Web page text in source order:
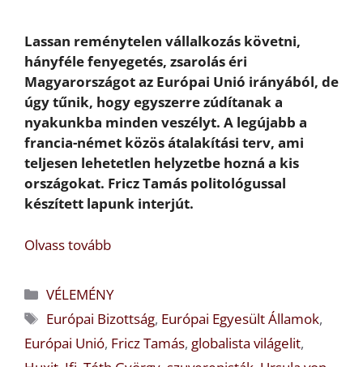
Lassan reménytelen vállalkozás követni,
hányféle fenyegetés, zsarolás éri
Magyarországot az Európai Unió irányából, de
úgy tűnik, hogy egyszerre zúdítanak a
nyakunkba minden veszélyt. A legújabb a
francia-német közös átalakítási terv, ami
teljesen lehetetlen helyzetbe hozná a kis
országokat. Fricz Tamás politológussal
készített lapunk interjút.
Olvass tovább
Kategória
VÉLEMÉNY
Címkék
Európai Bizottság, Európai Egyesült Államok,
Európai Unió, Fricz Tamás, globalista világelit,